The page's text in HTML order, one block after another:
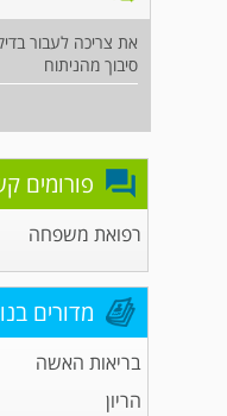
את צריכה לעבור
סיבוך מהניתוח
פורומים
רפואת משפחה
מדורים
בריאות האשה
הריון